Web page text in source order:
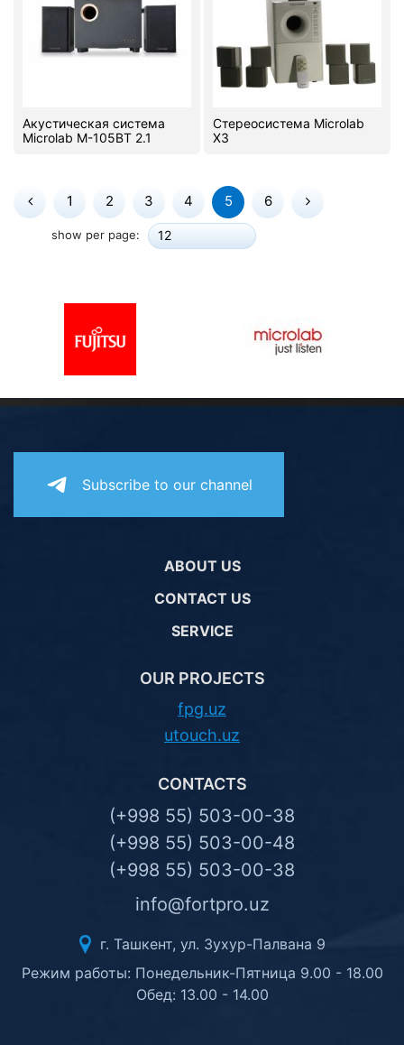
Акустическая система
Microlab M-105BT 2.1
Стереосистема Microlab
X3
1 2 3 4 5 6
show per page: 12
Subscribe to our channel
ABOUT US
CONTACT US
SERVICE
OUR PROJECTS
fpg.uz
utouch.uz
CONTACTS
(+998 55) 503-00-38
(+998 55) 503-00-48
(+998 55) 503-00-38
info@fortpro.uz
г. Ташкент, ул. Зухур-Палвана 9
Режим работы: Понедельник-Пятница 9.00 - 18.00
Обед: 13.00 - 14.00